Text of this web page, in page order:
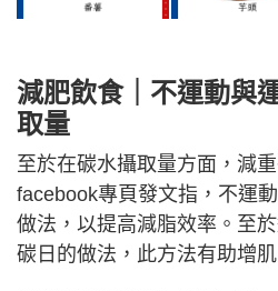
減肥飲食｜ 不運動與
取量
至於在碳水攝取量方面，減
facebook專頁發文指，不運
做法，以提高減脂效率。至
碳日的做法，此方法有助增